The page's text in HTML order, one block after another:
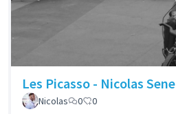
Les Picasso - Nicolas Sene
Nicolas
0 0